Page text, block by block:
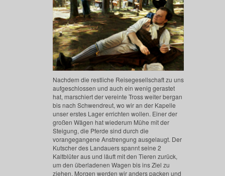
Nachdem die restliche Reisegesellschaft zu uns
aufgeschlossen und auch ein wenig gerastet
hat, marschiert der vereinte Tross weiter bergan
bis nach Schwendreut, wo wir an der Kapelle
unser erstes Lager errichten wollen. Einer der
großen Wägen hat wiederum Mühe mit der
Steigung, die Pferde sind durch die
vorangegangene Anstrengung ausgelaugt. Der
Kutscher des Landauers spannt seine 2
Kaltblüter aus und läuft mit den Tieren zurück,
um den überladenen Wagen bis ins Ziel zu
ziehen. Morgen werden wir anders packen und